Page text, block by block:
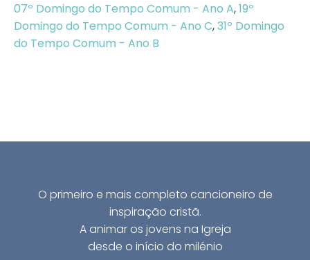
07º Domingo do Tempo Comum - Ano A,19º
Domingo do Tempo Comum - Ano C,31º Domingo
do Tempo Comum - Ano B
O primeiro e mais completo cancioneiro de
inspiração cristã.
A animar os jovens na Igreja
desde o início do milénio